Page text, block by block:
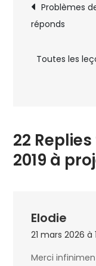
de
Problèmes
réponds
Toutes les
22
2019 à
Elodie
21 mars 2026 à
Merci